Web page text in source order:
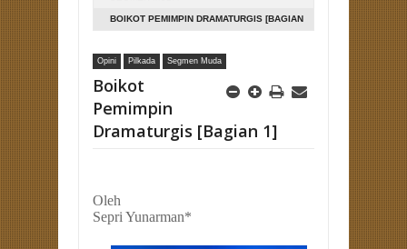
BOIKOT PEMIMPIN DRAMATURGIS [BAGIAN
Opini Pilkada Segmen Muda
Boikot
Pemimpin
Dramaturgis [Bagian 1]
Oleh
Sepri Yunarman*